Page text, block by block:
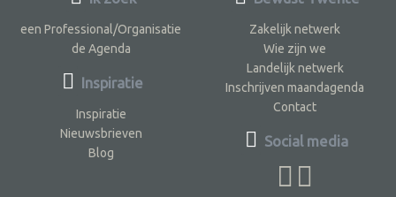
een Professional/Organisatie
de Agenda
Inspiratie
Inspiratie
Nieuwsbrieven
Blog
Zakelijk netwerk
Wie zijn we
Landelijk netwerk
Inschrijven maandagenda
Contact
Social media